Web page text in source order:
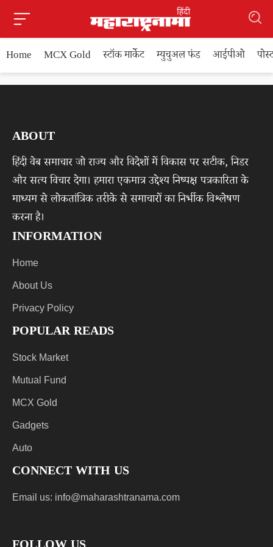
Home MCX Gold स्टॉक मार्केट म्युचुअल फंड आईपीओ
ABOUT
हिंदी वेब समाचार जो राज्य और विदेशों में विकास पर सटीक, निडर
और सत्य विचार देगा। हमारा एकमात्र उद्देश्य निष्पक्ष पत्रकारिता के
माध्यम से लोकतांत्रिक तरीके से समाचारों का निर्भीक विश्लेषण
करना है।
INFORMATION
Home
About Us
Privacy Policy
POPULAR READS
Stock Market
Mutual Fund
MCX Gold
Gadgets
Auto
CONNECT WITH US
Email us: info@maharashtranama.com